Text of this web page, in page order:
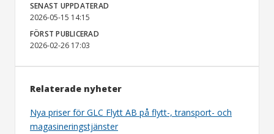
SENAST UPPDATERAD
2026-05-15 14:15
FÖRST PUBLICERAD
2026-02-26 17:03
Relaterade nyheter
Nya priser för GLC Flytt AB på flytt-, transport- och
magasineringstjänster